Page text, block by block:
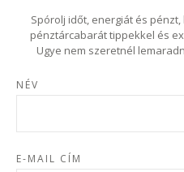
Spórolj időt, energiát és
pénztárcabarát tippekkel és
Ugye nem szeretnél
NÉV
E-MAIL CÍM